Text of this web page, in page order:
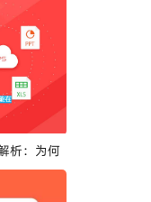
析：为何